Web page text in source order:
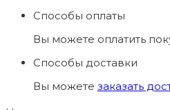
Способы оплаты
Вы можете оплатить
Способы доставки
Вы можете заказать